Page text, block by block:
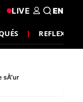
LIVE EN